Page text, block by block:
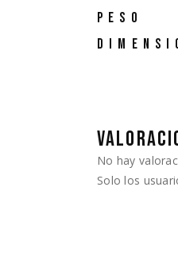
PESO
No hay
Solo los